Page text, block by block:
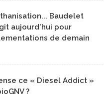
Baudelet
aujourd'hui pour
de demain
ce « Diesel Addict »
?